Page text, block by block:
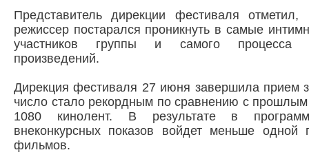
Представитель дирекции фестиваля
режиссер постарался проникнуть в самые
участников группы и самого процесса
произведений.
Дирекция фестиваля 27 июня завершила прием
число стало рекордным по сравнению с
1080 кинолент. В результате в
внеконкурсных показов войдет меньше
фильмов.